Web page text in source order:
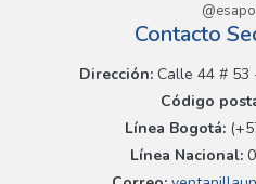
Contacto
Dirección:Calle 44 # 53
Código
Línea Bogotá:
Línea Nacional: